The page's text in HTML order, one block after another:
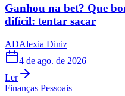
Ganhou na bet? Que
difícil: tentar sacar
ADAlexia Diniz
4 de ago. de 2026
Ler
Finanças Pessoais